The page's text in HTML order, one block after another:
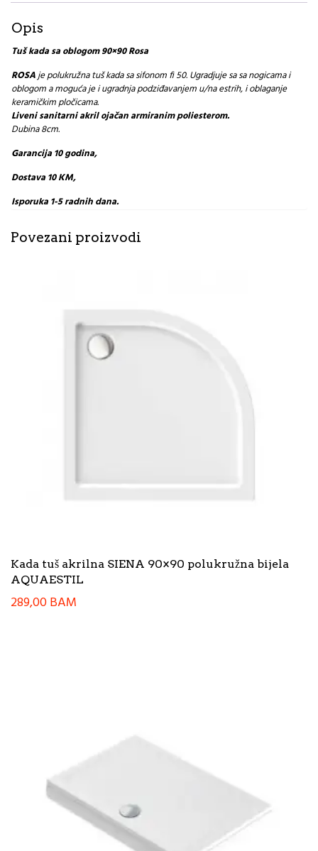
Opis
Tuš kada sa oblogom 90×90 Rosa
ROSAje polukružna tuš kada sa sifonom fi 50. Ugradjuje sa sa nogicama i
oblogom a moguća je i ugradnja podziđavanjem u/na estrih, i oblaganje
keramičkim pločicama.
Liveni sanitarni akril ojačan armiranim poliesterom.
Dubina 8cm.
Garancija 10 godina,
Dostava 10 KM,
Isporuka 1-5 radnih dana.
Povezani proizvodi
Kada tuš akrilna SIENA 90×90 polukružna bijela
AQUAESTIL
289,00BAM